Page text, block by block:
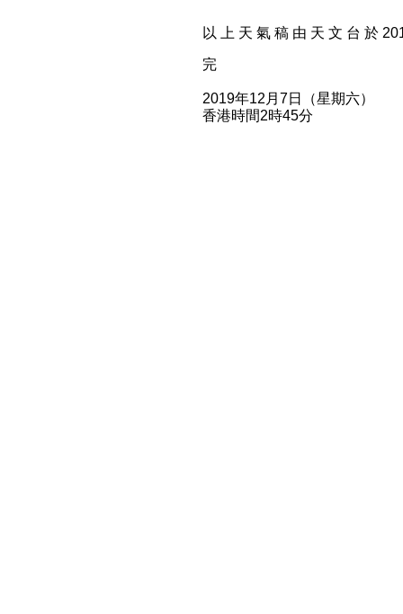
以 上 天 氣 稿 由 天 文 台 於
完
2019年12月7日（星期六）
香港時間2時45分